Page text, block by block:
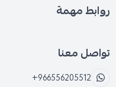
روابط مهمة
تواصل معنا
+966556205512